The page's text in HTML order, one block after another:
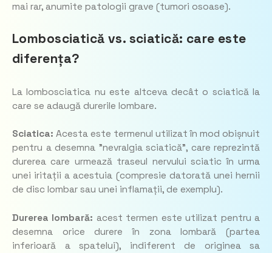
mai rar, anumite patologii grave (tumori osoase).
Lombosciatică vs. sciatică: care este
diferența?
La lombosciatica nu este altceva decât o sciatică la
care se adaugă durerile lombare.
Sciatica: Acesta este termenul utilizat în mod obișnuit
pentru a desemna ”nevralgia sciatică”, care reprezintă
durerea care urmează traseul nervului sciatic în urma
unei iritații a acestuia (compresie datorată unei hernii
de disc lombar sau unei inflamații, de exemplu).
Durerea lombară: acest termen este utilizat pentru a
desemna orice durere în zona lombară (partea
inferioară a spatelui), indiferent de originea sa